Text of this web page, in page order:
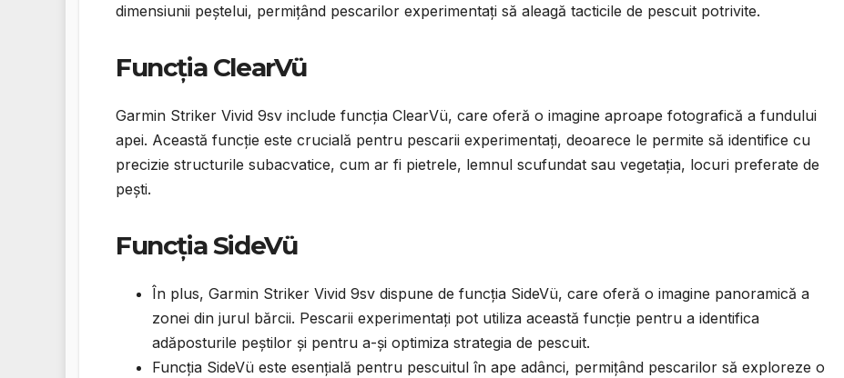
dimensiunii peștelui, permițând pescarilor experimentați să aleagă tacticile de pescuit potrivite.
Funcția ClearVü
Garmin Striker Vivid 9sv include funcția ClearVü, care oferă o imagine aproape fotografică a fundului
apei. Această funcție este crucială pentru pescarii experimentați, deoarece le permite să identifice cu
precizie structurile subacvatice, cum ar fi pietrele, lemnul scufundat sau vegetația, locuri preferate de
pești.
Funcția SideVü
În plus, Garmin Striker Vivid 9sv dispune de funcția SideVü, care oferă o imagine panoramică a
zonei din jurul bărcii. Pescarii experimentați pot utiliza această funcție pentru a identifica
adăposturile peștilor și pentru a-și optimiza strategia de pescuit.
Funcția SideVü este esențială pentru pescuitul în ape adânci, permițând pescarilor să exploreze o